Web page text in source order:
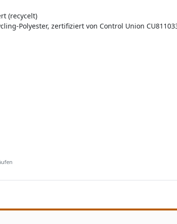
(recycelt)
Polyester, zertifiziert von Control Union